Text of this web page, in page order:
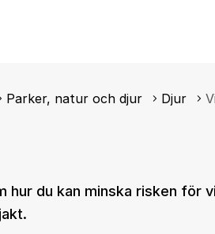
Parker, natur och djur Djur
hur du kan minska risken för